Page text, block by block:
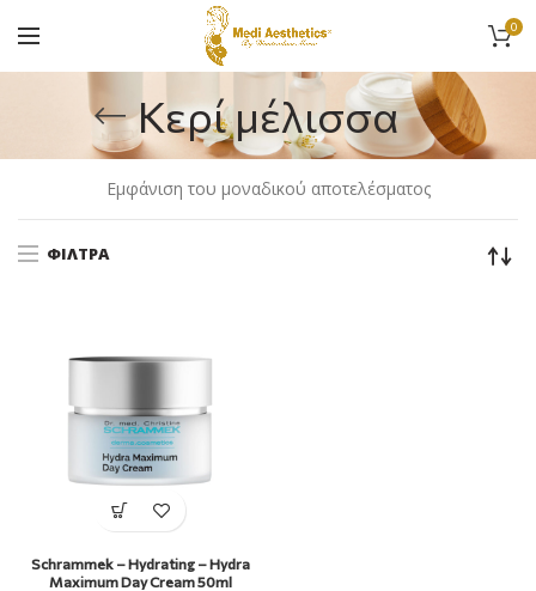
0
Κερί μέλισσα
Εμφάνιση του μοναδικού αποτελέσματος
ΦΊΛΤΡΑ
Schrammek – Hydrating – Hydra
Maximum Day Cream 50ml